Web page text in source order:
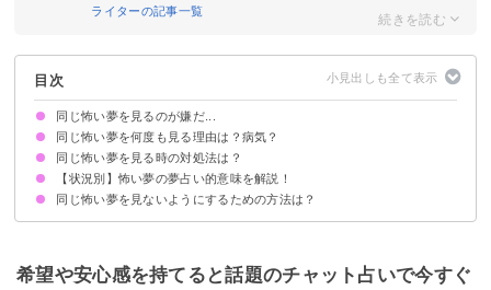
ライターの記事一覧
目次
同じ怖い夢を見るのが嫌だ...
同じ怖い夢を何度も見る理由は？病気？
強いストレスや不安を抱えているから
感受性が豊かになっているから
過去のトラウマを払拭できてないから
悪夢障害の可能性も
同じ怖い夢を見る時の対処法は？
夢の暗示を確認する
夢の内容を気にしすぎない
長期間に渡り悩まされるなら病院・カウンセリングへ
【状況別】怖い夢の夢占い的意味を解説！
追いかけられる夢【警告夢】
殺される夢【吉夢】
病気になる夢【警告夢】
ゾンビ・幽霊の夢【警告夢】
閉じ込められる夢【警告夢】
襲われる夢【警告夢】
溺れる夢【警告夢・吉夢】
落ちる夢【警告夢】
事故に遭う夢【警告夢】
自分が死ぬ夢【吉夢】
同じ怖い夢を見ないようにするための方法は？
①夢日記をつけて自己理解を促進する
②イメージリハーサル療法を使う
③あえて夢の内容を思い出す
希望や安心感を持てると話題のチャット占いで今すぐ